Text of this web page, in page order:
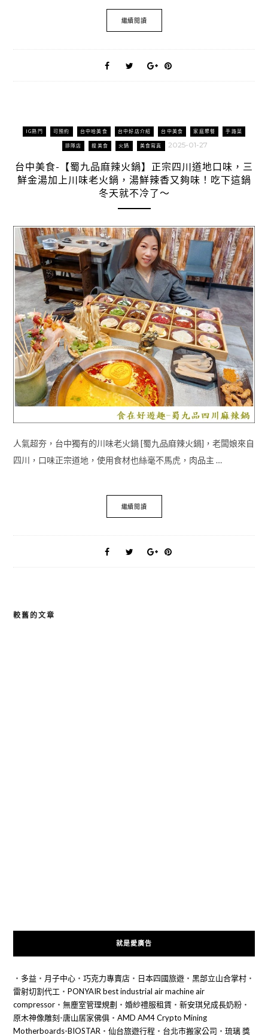
繼續閱讀
IG熱門 可預約 台中哈美食 台中好店介紹 台中美食 家庭聚餐 手路菜
排隊店 搜美食 火鍋 美食寫真 2025-01-27
台中美食-【蜀九品麻辣火鍋】正宗四川道地口味，三
鮮金湯加上川味老火鍋，湯鮮辣香又夠味！吃下這鍋
冬天就不冷了～
人氣超夯，台中獨有的川味老火鍋 [蜀九品麻辣火鍋]，老闆娘來自
四川，口味正宗道地，使用食材也絲毫不馬虎，肉品主 …
繼續閱讀
文
較舊的文章
就是愛廣告
‧ 多益‧ 月子中心‧ 巧克力專賣店‧ 日本四國旅遊‧ 黑部立山合掌村‧
雷射切割代工 ‧ PONYAIR best industrial air machine air
compressor‧ 無塵室管理規劃 ‧ 婚紗禮服租賃‧ 新安琪兒成長奶粉‧
原木神像雕刻-唐山居家佛俱‧ AMD AM4 Crypto Mining
Motherboards-BIOSTAR‧ 仙台旅遊行程 ‧ 台北市搬家公司 ‧ 琉璃 獎